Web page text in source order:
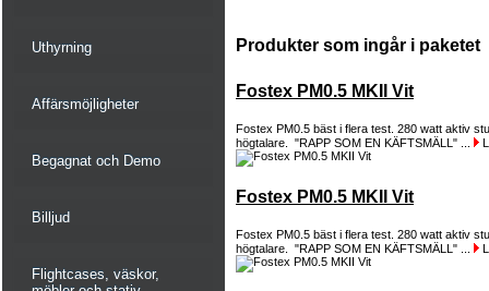
Uthyrning
Affärsmöjligheter
Begagnat och Demo
Billjud
Flightcases, väskor,
Produkter som ingår i paketet
Fostex PM0.5 MKII Vit
Fostex PM0.5 bäst i flera test. 280 watt aktiv
högtalare. "RAPP SOM EN KÄFTSMÄLL" ...
Fostex PM0.5 MKII Vit
Fostex PM0.5 bäst i flera test. 280 watt aktiv
högtalare. "RAPP SOM EN KÄFTSMÄLL" ...